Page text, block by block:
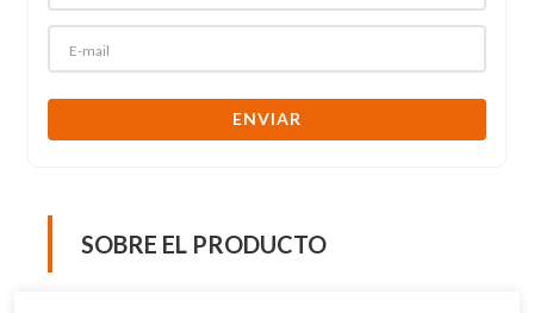
ENVIAR
SOBRE EL PRODUCTO